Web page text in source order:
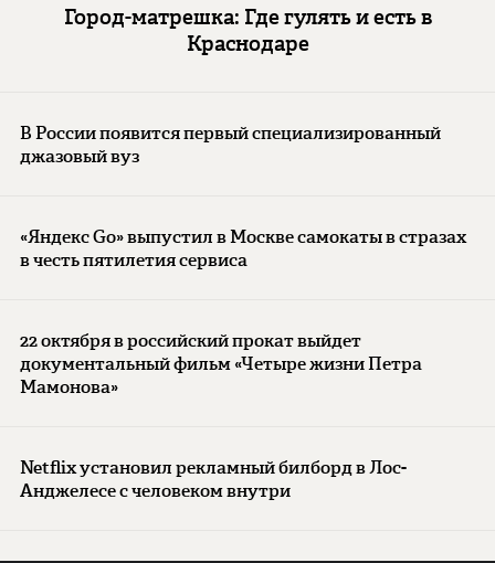
Город-матрешка: Где гулять и есть в
Краснодаре
В России появится первый специализированный
джазовый вуз
«Яндекс Go» выпустил в Москве самокаты в стразах
в честь пятилетия сервиса
22 октября в российский прокат выйдет
документальный фильм «Четыре жизни Петра
Мамонова»
Netflix установил рекламный билборд в Лос-
Анджелесе с человеком внутри